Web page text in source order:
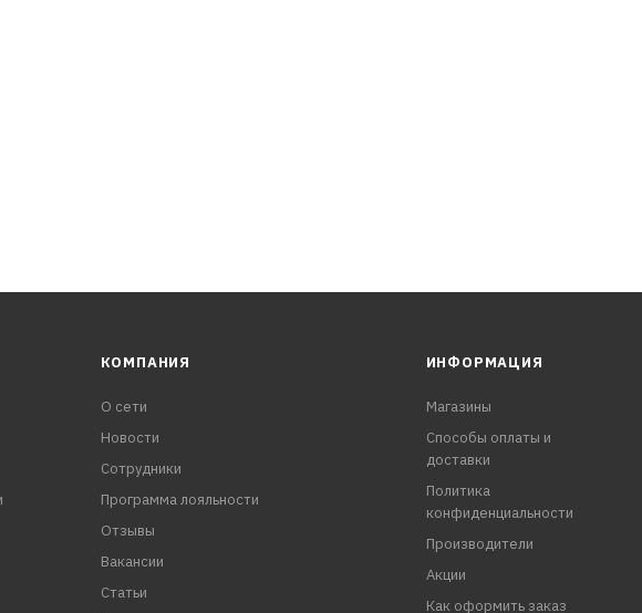
КОМПАНИЯ
О сети
Новости
Сотрудники
Программа лояльности
Отзывы
Вакансии
Статьи
ИНФОРМАЦИЯ
Магазины
Способы оплаты и
доставки
Политика
конфиденциальности
Производители
Акции
Как оформить заказ